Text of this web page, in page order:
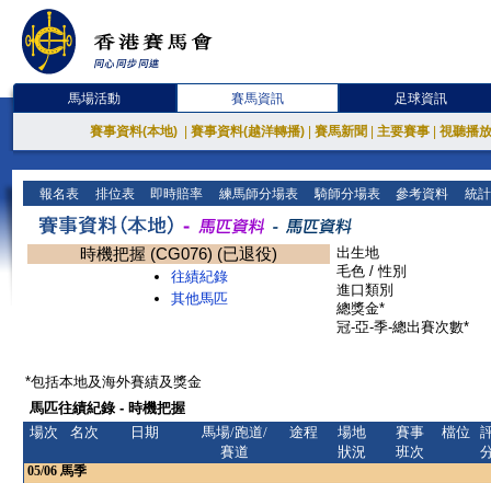
馬場活動 賽馬資訊 足球資訊
賽事資料(本地) 賽事資料(越洋轉播) 賽馬新聞 主要賽事 視聽播
報名表 排位表 即時賠率 練馬師分場表 騎師分場表 參考資料 統
時機把握 (CG076) (已退役)
往績紀錄
其他馬匹
出生地
毛色 / 性別
進口類別
總獎金*
冠-亞-季-總出賽次數*
*包括本地及海外賽績及獎金
馬匹往績紀錄 - 時機把握
場次
名次 日期
馬場/跑道/
賽道
途程
場地
狀況
賽事
班次
檔位
05/06 馬季